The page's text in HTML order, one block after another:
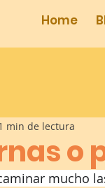
Home
o
min de lectura
mucho